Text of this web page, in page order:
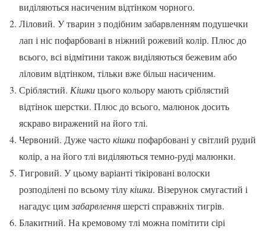
виділяються насиченим відтінком чорного.
Ліловий. У тварин з подібним забарвленням подушечки
лап і ніс пофарбовані в ніжний рожевий колір. Плюс до
всього, всі відмітини також виділяються бежевим або
ліловим відтінком, тільки вже більш насиченим.
Сріблястий. Кішкицього кольору мають сріблястий
відтінок шерстки. Плюс до всього, малюнок досить
яскраво виражений на його тлі.
Червоний. Дуже частокішкипофарбовані у світлий рудий
колір, а на його тлі виділяються темно-руді малюнки.
Тигровий. У цьому варіанті тікіровані волоски
розподілені по всьому тілукішки. Візерунок смугастий і
нагадує цимзабарвленняшерсті справжніх тигрів.
Блакитний. На кремовому тлі можна помітити сірі